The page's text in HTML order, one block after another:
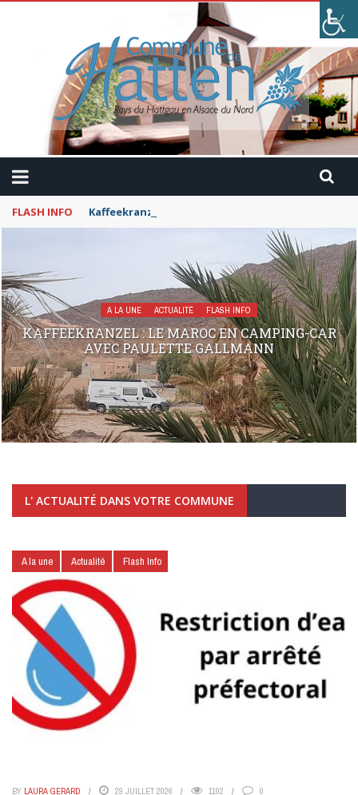
FLASH INFO Kaffeekranzel : Le Maroc en camping-car avec
A LA UNE ACTUALITÉ FLASH INFO
KAFFEEKRANZEL : LE MAROC EN CAMPING-CAR
AVEC PAULETTE GALLMANN
L' ACTUALITÉ DANS VOTRE COMMUNE
A la une Actualité Flash Info
BY LAURA GERARD 29 JUILLET 2026 1102 0